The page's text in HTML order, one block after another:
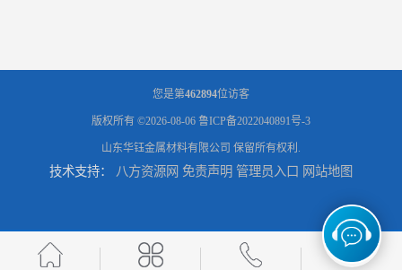
您是第462894位访客
版权所有 ©2026-08-06 鲁ICP备2022040891号-3
山东华钰金属材料有限公司 保留所有权利.
技术支持： 八方资源网 免责声明 管理员入口 网站地图